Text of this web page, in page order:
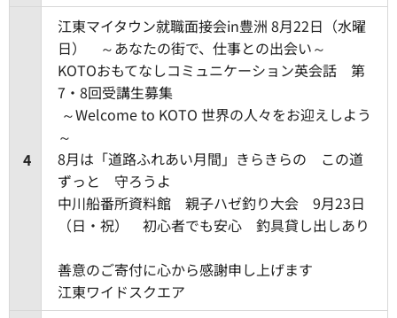
4
江東マイタウン就職面接会in豊洲 8月22日（水曜
日） ～あなたの街で、仕事との出会い～
KOTOおもてなしコミュニケーション英会話 第
7・8回受講生募集
～Welcome to KOTO 世界の人々をお迎えしよう
～
8月は「道路ふれあい月間」きらきらの この道
ずっと 守ろうよ
中川船番所資料館 親子ハゼ釣り大会 9月23日
（日・祝） 初心者でも安心 釣具貸し出しあり
善意のご寄付に心から感謝申し上げます
江東ワイドスクエア